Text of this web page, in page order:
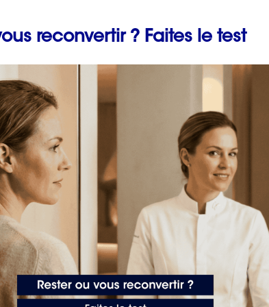
y voir plus clair ? ORIENTACTION vous
et sans engagement.
vous gratuit • 02 43 72 25 88
Prévenir les maladies
professionnelles en
un bilan de
avec ORIENTACTION
50 messages
d’encouragement
reconvertir ? Faites le test